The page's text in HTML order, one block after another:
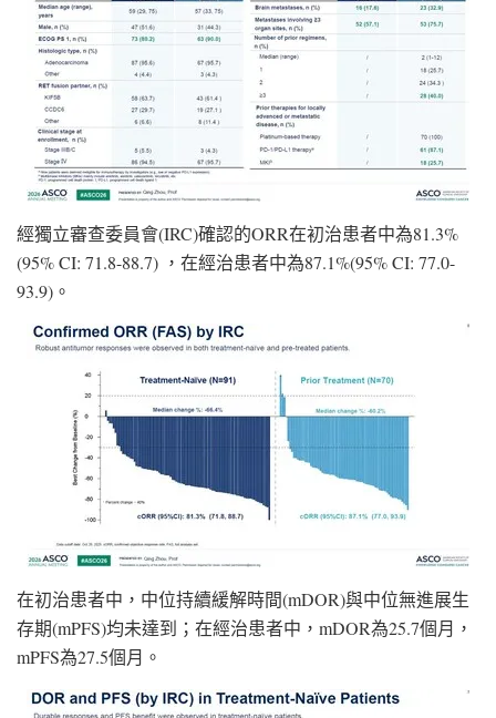
經獨立審查委員會(IRC)確認的ORR在初治患者中為81.3%
(95% CI: 71.8-88.7) ，在經治患者中為87.1%(95% CI: 77.0-
93.9)。
在初治患者中，中位持續緩解時間(mDOR)與中位無進展生
存期(mPFS)均未達到；在經治患者中，mDOR為25.7個月，
mPFS為27.5個月。